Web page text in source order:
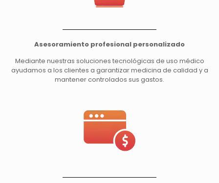
Asesoramiento profesional personalizado
Mediante nuestras soluciones tecnológicas de uso médico
ayudamos a los clientes a garantizar medicina de calidad y a
mantener controlados sus gastos.